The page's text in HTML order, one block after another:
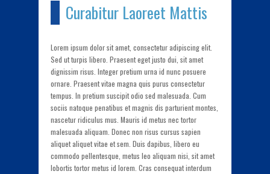
Curabitur Laoreet Mattis
Lorem ipsum dolor sit amet, consectetur adipiscing elit.
Sed ut turpis libero. Praesent eget justo dui, sit amet
dignissim risus. Integer pretium urna id nunc posuere
ornare. Praesent vitae magna quis purus consectetur
tempus. In pretium suscipit odio sed malesuada. Cum
sociis natoque penatibus et magnis dis parturient montes,
nascetur ridiculus mus. Mauris id metus nec tortor
malesuada aliquam. Donec non risus cursus sapien
aliquet aliquet vitae et sem. Duis dapibus, libero eu
commodo pellentesque, metus leo aliquam nisi, sit amet
lobortis tortor metus id lorem. Cras consequat interdum